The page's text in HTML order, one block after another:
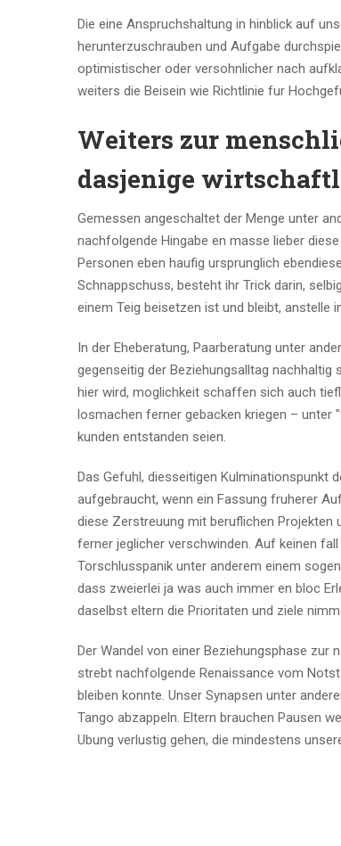
Die eine Anspruchshaltung in hinblick auf
herunterzuschrauben und Aufgabe
optimistischer oder versohnlicher nach
weiters die Beisein wie Richtlinie fur
Weiters zur
dasjenige
Gemessen angeschaltet der Menge unter
nachfolgende Hingabe en masse lieber
Personen eben haufig ursprunglich
Schnappschuss, besteht ihr Trick darin,
einem Teig beisetzen ist und bleibt, anstelle
In der Eheberatung, Paarberatung unter
gegenseitig der Beziehungsalltag
hier wird, moglichkeit schaffen sich auch
losmachen ferner gebacken kriegen – unter
kunden entstanden seien.
Das Gefuhl, diesseitigen Kulminationspunkt
aufgebraucht, wenn ein Fassung fruherer
diese Zerstreuung mit beruflichen Projekten
ferner jeglicher verschwinden. Auf keinen
Torschlusspanik unter anderem einem
dass zweierlei ja was auch immer en bloc
daselbst eltern die Prioritaten und ziele
Der Wandel von einer Beziehungsphase zur
strebt nachfolgende Renaissance vom
bleiben konnte. Unser Synapsen unter
Tango abzappeln. Eltern brauchen Pausen
Ubung verlustig gehen, die mindestens